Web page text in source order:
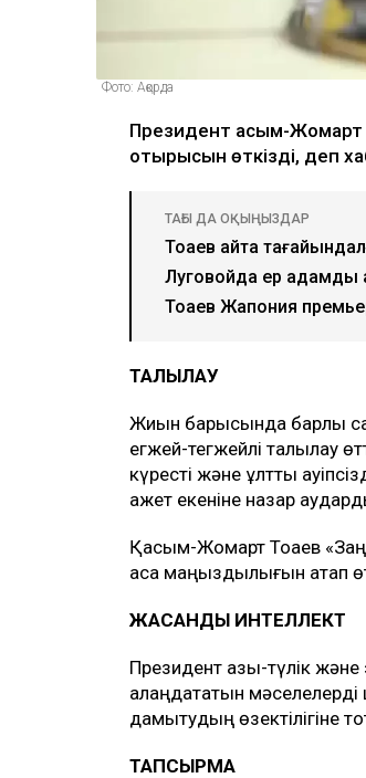
Фото: Ақорда
Президент Қасым-Жомарт
отырысын өткізді, деп
ТАҒЫ ДА ОҚЫҢЫЗДАР
Тоқаев қайта
Луговойда ер адамды
Тоқаев Жапония
ТАЛҚЫЛАУ
Жиын барысында барлық
егжей-тегжейлі талқылау
күресті және ұлттық
қажет екеніне назар
Қасым-Жомарт Тоқаев
аса маңыздылығын атап
ЖАСАНДЫ ИНТЕЛЛЕКТ
Президент азық-түлік және
алаңдататын мәселелерді
дамытудың өзектілігіне
ТАПСЫРМА